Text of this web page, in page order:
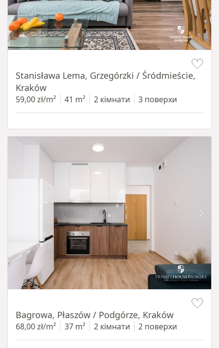
Stanisława Lema, Grzegórzki / Śródmieście,
Kraków
59,00 zł/m² 41 m² 2 кімнати 3 поверхи
Bagrowa, Płaszów / Podgórze, Kraków
68,00 zł/m² 37 m² 2 кімнати 2 поверхи